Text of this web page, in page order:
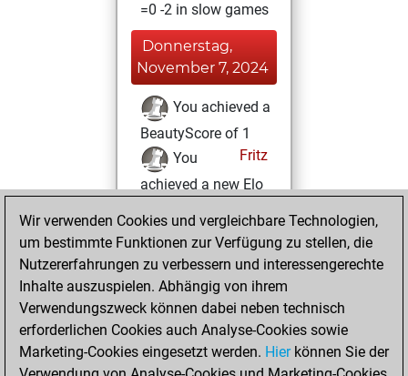
=0 -2 in slow games
Donnerstag,
November 7, 2024
You achieved a
BeautyScore of 1
Fritz
You
achieved a new Elo
You created
your Fritz account
Samstag,
September 21,
2024
Wir verwenden Cookies und vergleichbare Technologien,
um bestimmte Funktionen zur Verfügung zu stellen, die
Nutzererfahrungen zu verbessern und interessengerechte
Inhalte auszuspielen. Abhängig von ihrem
Verwendungszweck können dabei neben technisch
erforderlichen Cookies auch Analyse-Cookies sowie
Marketing-Cookies eingesetzt werden. Hierkönnen Sie der